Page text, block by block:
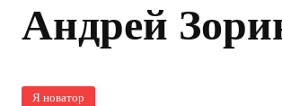
Андрей
Я новатор